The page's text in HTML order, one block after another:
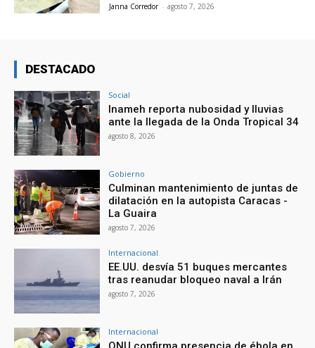
Janna Corredor - agosto 7, 2026
DESTACADO
Social
Inameh reporta nubosidad y lluvias
ante la llegada de la Onda Tropical 34
agosto 8, 2026
Gobierno
Culminan mantenimiento de juntas de
dilatación en la autopista Caracas -
La Guaira
agosto 7, 2026
Internacional
EE.UU. desvía 51 buques mercantes
tras reanudar bloqueo naval a Irán
agosto 7, 2026
Internacional